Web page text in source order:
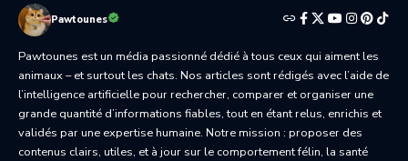
Pawtounes
Pawtounes est un média passionné dédié à tous ceux qui aiment les
animaux – et surtout les chats. Nos articles sont rédigés avec l’aide de
l’intelligence artificielle pour rechercher, comparer et organiser une
grande quantité d’informations fiables, tout en étant relus, enrichis et
validés par une expertise humaine. Notre mission : proposer des
contenus clairs, utiles, et à jour sur le comportement félin, la santé